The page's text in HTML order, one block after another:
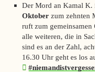
Der Mord an Kamal K.
Oktober zum zehnten
ruft zum
alle weiteren, die in
sind es an der Zahl,
16.30 Uhr geht es los